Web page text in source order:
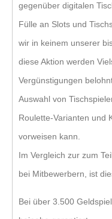
gegenüber digitalen
Fülle an Slots und
wir in keinem unserer
diese Aktion werden
Vergünstigungen
Auswahl von
Roulette-Varianten und
vorweisen kann.
Im Vergleich zur zum
bei Mitbewerbern, ist
Bei über 3.500